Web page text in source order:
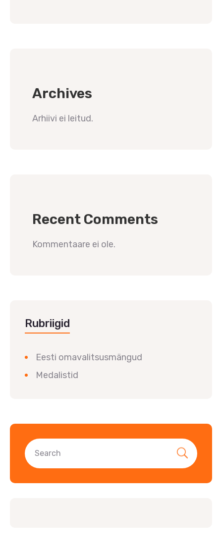
Archives
Arhiivi ei leitud.
Recent Comments
Kommentaare ei ole.
Rubriigid
Eesti omavalitsusmängud
Medalistid